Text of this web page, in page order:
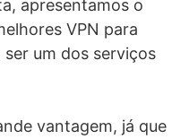
apresentamos o
VPN para
um dos serviços
vantagem, já que